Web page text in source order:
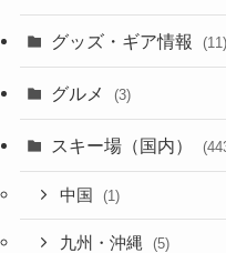
グッズ・ギア情報 (11)
グルメ (3)
スキー場（国内）
中国 (1)
九州・沖縄 (5)